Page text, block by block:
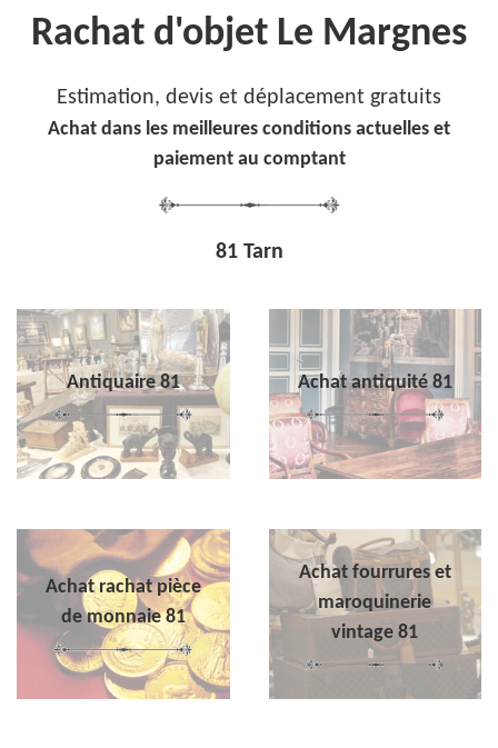
Rachat d'objet Le Margnes
Estimation, devis et déplacement gratuits
Achat dans les meilleures conditions actuelles et
paiement au comptant
81 Tarn
Antiquaire 81 Achat antiquité 81
Achat rachat pièce
de monnaie 81
Achat fourrures et
maroquinerie
vintage 81